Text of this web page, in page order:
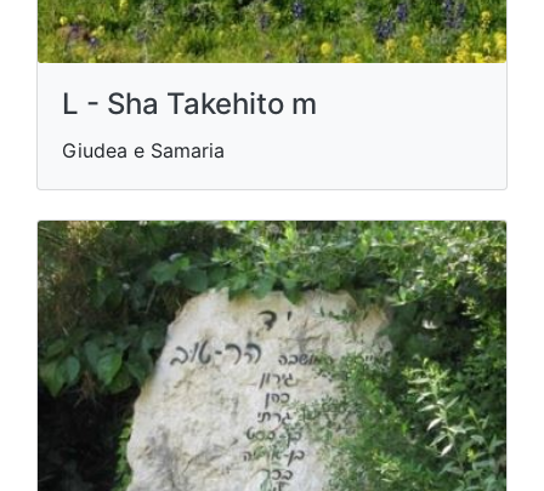
L - Sha Takehito m
Giudea e Samaria